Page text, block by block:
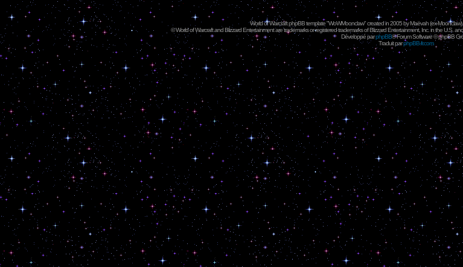
World of Warcraft phpBB template "WoWMoonclaw" created in 2005 byMaëvah(ex-Moonclaw)
©World of Warcraft and Blizzard Entertainment are trademarks or registered trademarks of Blizzard Entertainment, Inc. in the U.S.
Développé parphpBB® Forum Software © phpBB
Traduit parphpBB-fr.com